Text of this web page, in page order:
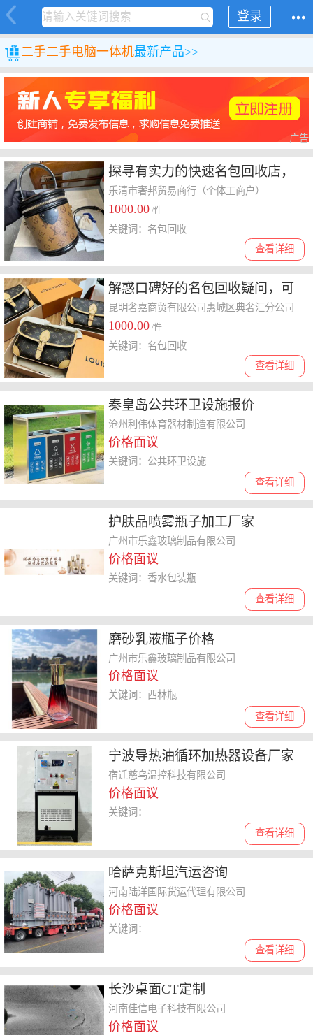
登录
二手二手电脑一体机最新产品>>
广告
探寻有实力的快速名包回收店，
聊聊专业名包回收费用情况
乐清市奢邦贸易商行（个体工商户）
1000.00 /件
查看详细
关键词：名包回收
解惑口碑好的名包回收疑问，可
靠名包回收哪个口碑好
昆明奢嘉商贸有限公司惠城区典奢汇分公司
1000.00 /件
查看详细
关键词：名包回收
秦皇岛公共环卫设施报价
沧州利伟体育器材制造有限公司
价格面议
查看详细
关键词：公共环卫设施
护肤品喷雾瓶子加工厂家
广州市乐鑫玻璃制品有限公司
价格面议
查看详细
关键词：香水包装瓶
磨砂乳液瓶子价格
广州市乐鑫玻璃制品有限公司
价格面议
查看详细
关键词：西林瓶
宁波导热油循环加热器设备厂家
宿迁慈乌温控科技有限公司
价格面议
查看详细
关键词：
哈萨克斯坦汽运咨询
河南陆洋国际货运代理有限公司
价格面议
查看详细
关键词：
长沙桌面CT定制
河南佳信电子科技有限公司
价格面议